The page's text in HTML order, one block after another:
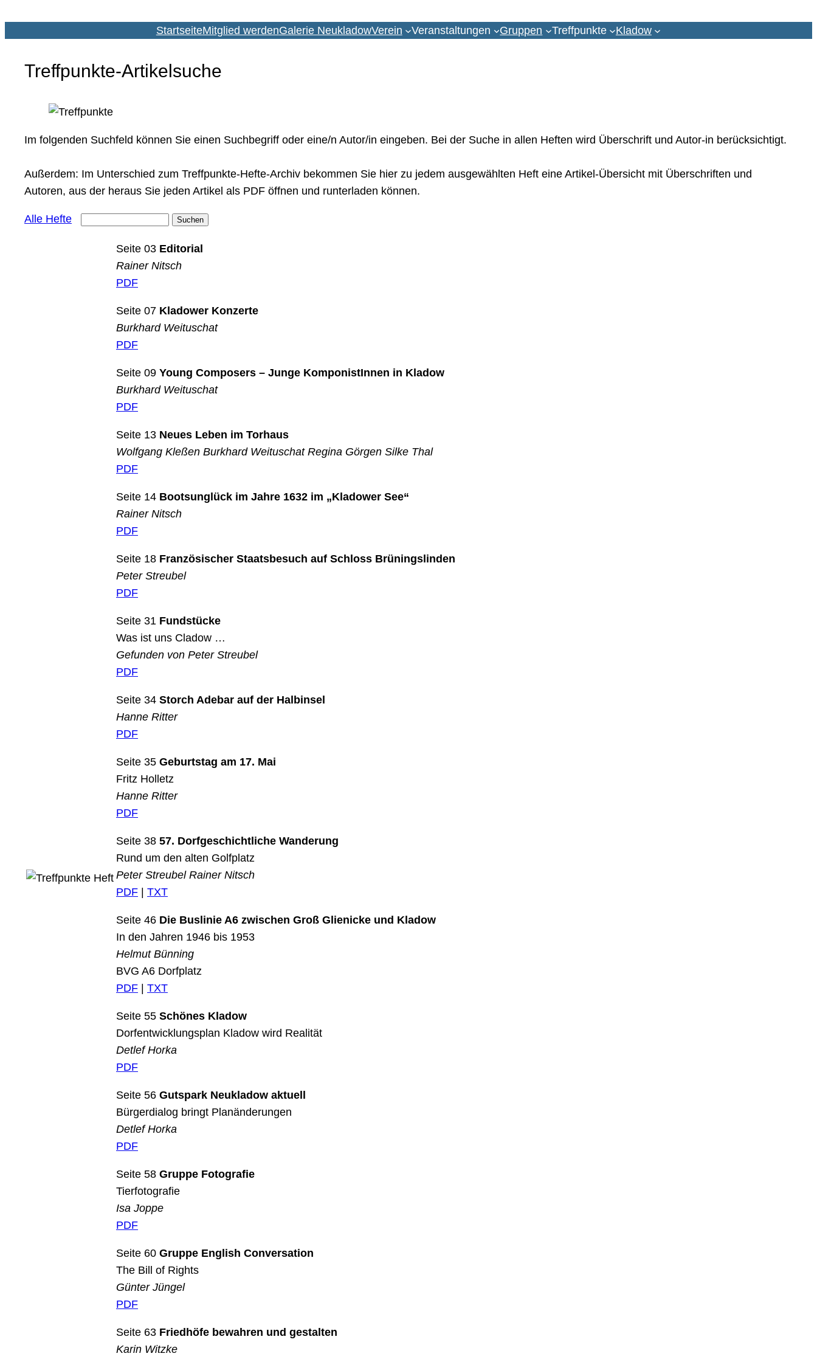
StartseiteMitglied werdenGalerie NeukladowVerein Veranstaltungen Gruppen Treffpunkte Kladow
Treffpunkte-Artikelsuche
Im folgenden Suchfeld können Sie einen Suchbegriff oder eine/n Autor/in eingeben. Bei der Suche in allen Heften wird Überschrift und Autor-in berücksichtigt.
Außerdem: Im Unterschied zum Treffpunkte-Hefte-Archiv bekommen Sie hier zu jedem ausgewählten Heft eine Artikel-Übersicht mit Überschriften und
Autoren, aus der heraus Sie jeden Artikel als PDF öffnen und runterladen können.
Alle Hefte
Seite 03 Editorial
Rainer Nitsch
PDF
Seite 07 Kladower Konzerte
Burkhard Weituschat
PDF
Seite 09 Young Composers – Junge KomponistInnen in Kladow
Burkhard Weituschat
PDF
Seite 13 Neues Leben im Torhaus
Wolfgang Kleßen Burkhard Weituschat Regina Görgen Silke Thal
PDF
Seite 14 Bootsunglück im Jahre 1632 im „Kladower See“
Rainer Nitsch
PDF
Seite 18 Französischer Staatsbesuch auf Schloss Brüningslinden
Peter Streubel
PDF
Seite 31 Fundstücke
Was ist uns Cladow …
Gefunden von Peter Streubel
PDF
Seite 34 Storch Adebar auf der Halbinsel
Hanne Ritter
PDF
Seite 35 Geburtstag am 17. Mai
Fritz Holletz
Hanne Ritter
PDF
Seite 38 57. Dorfgeschichtliche Wanderung
Rund um den alten Golfplatz
Peter Streubel Rainer Nitsch
PDF
TXT
Seite 46 Die Buslinie A6 zwischen Groß Glienicke und Kladow
In den Jahren 1946 bis 1953
Helmut Bünning
BVG A6 Dorfplatz
PDF
TXT
Seite 55 Schönes Kladow
Dorfentwicklungsplan Kladow wird Realität
Detlef Horka
PDF
Seite 56 Gutspark Neukladow aktuell
Bürgerdialog bringt Planänderungen
Detlef Horka
PDF
Seite 58 Gruppe Fotografie
Tierfotografie
Isa Joppe
PDF
Seite 60 Gruppe English Conversation
The Bill of Rights
Günter Jüngel
PDF
Seite 63 Friedhöfe bewahren und gestalten
Karin Witzke